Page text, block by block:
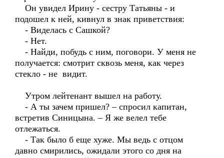
Он увидел Ирину - сестру Татьяны - и
подошел к ней, кивнул в знак приветствия:
- Виделась с Сашкой?
- Нет.
- Найди, побудь с ним, поговори. У меня не
получается: смотрит сквозь меня, как через
стекло - не видит.
Утром лейтенант вышел на работу.
- А ты зачем пришел? – спросил капитан,
встретив Синицына. – Я же велел тебе
отлежаться.
- Так было б еще хуже. Мы ведь с отцом
давно смирились, ожидали этого со дня на